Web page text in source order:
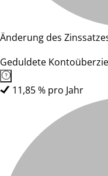
Änderung des
Geduldete
11,85 % pro Jahr